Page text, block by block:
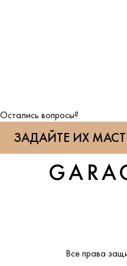
Остались вопросы?
ЗАДАЙТЕ ИХ
Все права